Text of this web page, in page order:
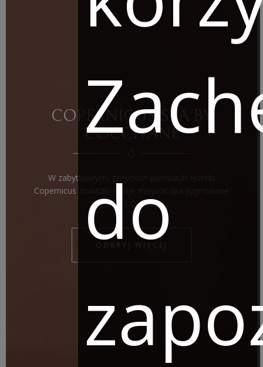
COPERNICUS SPA BY
L'OCCITANE
W zabytkowych, gotyckich piwnicach Hotelu
Copernicus znalazło swoje miejsce spa sygnowane
marką L’Occitane.
do